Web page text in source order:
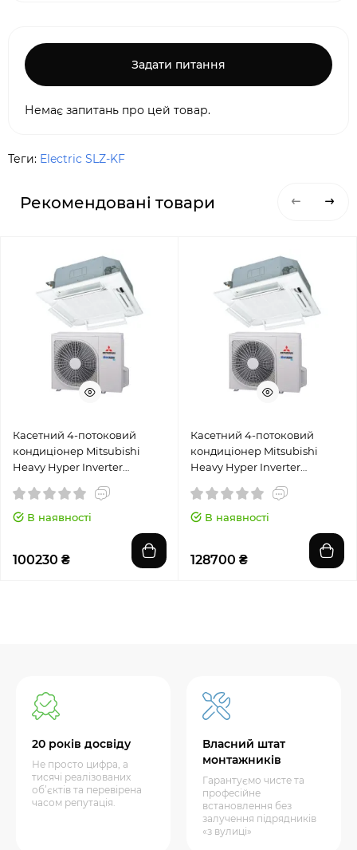
Задати питання
Немає запитань про цей товар.
Теги: Electric SLZ-KF
Рекомендовані товари
Касетний 4-потоковий
кондиціонер Mitsubishi
Heavy Hyper Inverter
В наявності
100230 ₴
Касетний 4-потоковий
кондиціонер Mitsubishi
Heavy Hyper Inverter
В наявності
128700 ₴
20 років досвіду
Не просто цифра, а
тисячі реалізованих
об’єктів та перевірена
часом репутація.
Власний штат
монтажників
Гарантуємо чисте та
професійне
встановлення без
залучення підрядників
«з вулиці»